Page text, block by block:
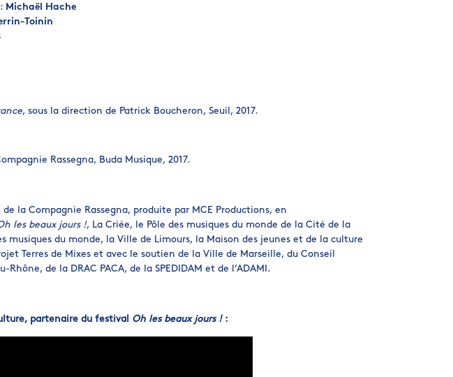
Michaël Hache
Toinin
, sous la direction de Patrick Boucheron, Seuil, 2017.
Rassegna, Buda Musique, 2017.
la Compagnie Rassegna, produite par MCE Productions, en
les beaux jours !, La Criée, le Pôle des musiques du monde de la Cité de la
musiques du monde, la Ville de Limours, la Maison des jeunes et de la culture
Terres de Mixes et avec le soutien de la Ville de Marseille, du Conseil
de la DRAC PACA, de la SPEDIDAM et de l’ADAMI.
partenaire du festival Oh les beaux jours !: